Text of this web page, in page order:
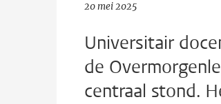
20 mei 2025
Universitair
de
centraal stond.